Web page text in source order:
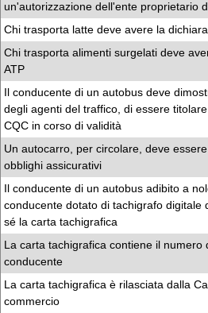
un'autorizzazione dell'ente proprietario
Chi trasporta latte deve avere la
Chi trasporta alimenti surgelati deve
ATP
Il conducente di un autobus deve
degli agenti del traffico, di essere
CQC in corso di validità
Un autocarro, per circolare, deve
obblighi assicurativi
Il conducente di un autobus adibito a
conducente dotato di tachigrafo digitale
sé la carta tachigrafica
La carta tachigrafica contiene il numero
conducente
La carta tachigrafica è rilasciata dalla
commercio